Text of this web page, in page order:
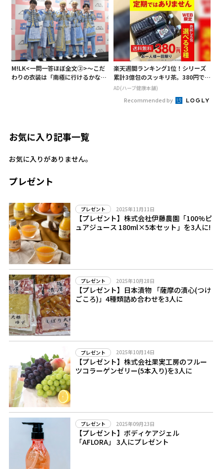
M!LK<一問一答ほぼ全文②>～こだ
わりの衣装は「南極に行けるかなと
楽天週間ランキング1位！シリーズ
累計3億包のスッキリ茶。380円でお
試し
AD(ハーブ健康本舗)
Recommended by
お気に入り記事一覧
お気に入りがありません。
プレゼント
プレゼント 2025年11月11日
【プレゼント】株式会社伊藤農園「100%ピ
ュアジュース 180ml×5本セット」を3人に!
プレゼント 2025年10月28日
【プレゼント】日本漬物 「薩摩の漬心(つけ
ごころ)」4種類詰め合わせを3人に
プレゼント 2025年10月14日
【プレゼント】株式会社果実工房のフルー
ツコラーゲンゼリー(5本入り)を3人に
プレゼント 2025年09月23日
【プレゼント】ボディケアジェル
「AFLORA」 3人にプレゼント